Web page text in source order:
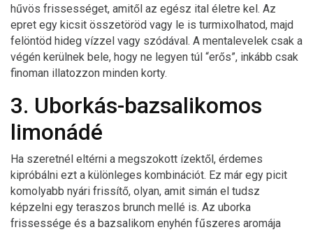
hűvös frissességet, amitől az egész ital életre kel. Az
epret egy kicsit összetöröd vagy le is turmixolhatod, majd
felöntöd hideg vízzel vagy szódával. A mentalevelek csak a
végén kerülnek bele, hogy ne legyen túl “erős”, inkább csak
finoman illatozzon minden korty.
3. Uborkás-bazsalikomos
limonádé
Ha szeretnél eltérni a megszokott ízektől, érdemes
kipróbálni ezt a különleges kombinációt. Ez már egy picit
komolyabb nyári frissítő, olyan, amit simán el tudsz
képzelni egy teraszos brunch mellé is. Az uborka
frissessége és a bazsalikom enyhén fűszeres aromája